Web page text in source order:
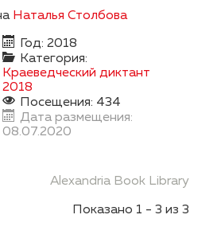
Наталья Столбова
Год: 2018
Категория:
Краеведческий диктант
2018
Посещения: 434
Дата размещения:
08.07.2020
Alexandria Book Library
Показано 1 - 3 из 3